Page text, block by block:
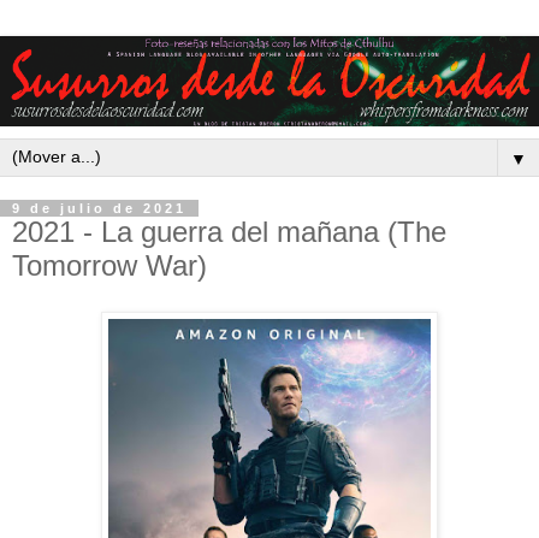
▼
9 de julio de 2021
2021 - La guerra del mañana (The
Tomorrow War)